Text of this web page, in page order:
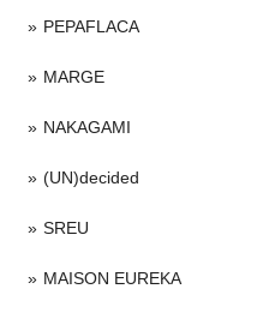
PEPAFLACA
MARGE
NAKAGAMI
(UN)decided
SREU
MAISON EUREKA